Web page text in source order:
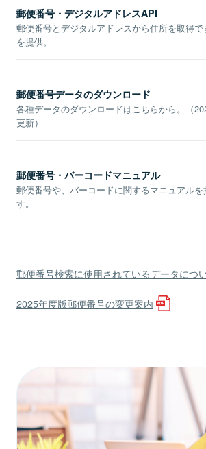
郵便番号・デジタルアドレスAPI
郵便番号とデジタルアドレスから住所を取得
を提供。
郵便番号データのダウンロード
各種データのダウンロードはこちらから。（
更新）
郵便番号・バーコードマニュアル
郵便番号や、バーコードに関するマニュアルを
す。
郵便番号検索に使用されているデータにつ
2025年度版郵便番号の変更案内